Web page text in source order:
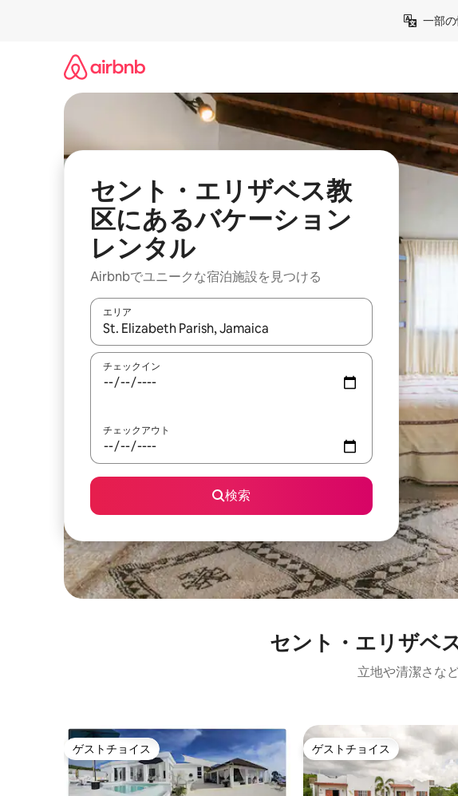
一部
セント・エリザベス教
区にあるバケーション
レンタル
Airbnbでユニークな宿泊施設を見つける
エリア
検索結果が表示されたら、上下の矢印キーを使って移動するか、画面
チェックイン
チェックアウト
検索
セント・エリザベ
立地や清潔さな
ゲストチョイス
ゲストチョイス ゲストチョイス
ゲストチョイス